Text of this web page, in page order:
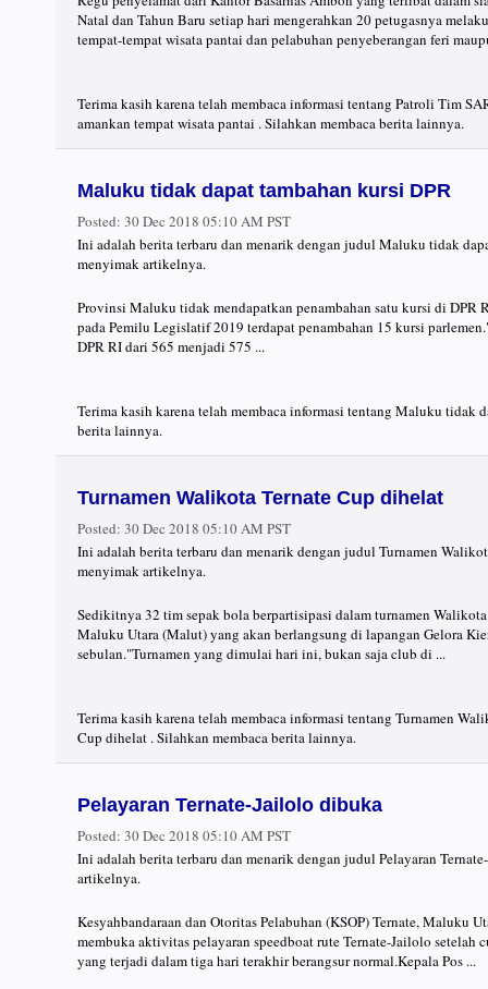
Natal dan Tahun Baru setiap hari mengerahkan 20 petugasnya
tempat-tempat wisata pantai dan pelabuhan penyeberangan feri
Terima kasih karena telah membaca informasi tentang Patroli Tim
amankan tempat wisata pantai . Silahkan membaca berita lainnya.
Maluku tidak dapat tambahan kursi DPR
Posted: 30 Dec 2018 05:10 AM PST
Ini adalah berita terbaru dan menarik dengan judul Maluku tidak
menyimak artikelnya.
Provinsi Maluku tidak mendapatkan penambahan satu kursi di DPR
pada Pemilu Legislatif 2019 terdapat penambahan 15 kursi
DPR RI dari 565 menjadi 575 ...
Terima kasih karena telah membaca informasi tentang Maluku tidak
berita lainnya.
Turnamen Walikota Ternate Cup dihelat
Posted: 30 Dec 2018 05:10 AM PST
Ini adalah berita terbaru dan menarik dengan judul Turnamen
menyimak artikelnya.
Sedikitnya 32 tim sepak bola berpartisipasi dalam turnamen
Maluku Utara (Malut) yang akan berlangsung di lapangan Gelora
sebulan."Turnamen yang dimulai hari ini, bukan saja club di ...
Terima kasih karena telah membaca informasi tentang Turnamen
Cup dihelat . Silahkan membaca berita lainnya.
Pelayaran Ternate-Jailolo dibuka
Posted: 30 Dec 2018 05:10 AM PST
Ini adalah berita terbaru dan menarik dengan judul Pelayaran
artikelnya.
Kesyahbandaraan dan Otoritas Pelabuhan (KSOP) Ternate, Maluku
membuka aktivitas pelayaran speedboat rute Ternate-Jailolo setelah
yang terjadi dalam tiga hari terakhir berangsur normal.Kepala Pos ...